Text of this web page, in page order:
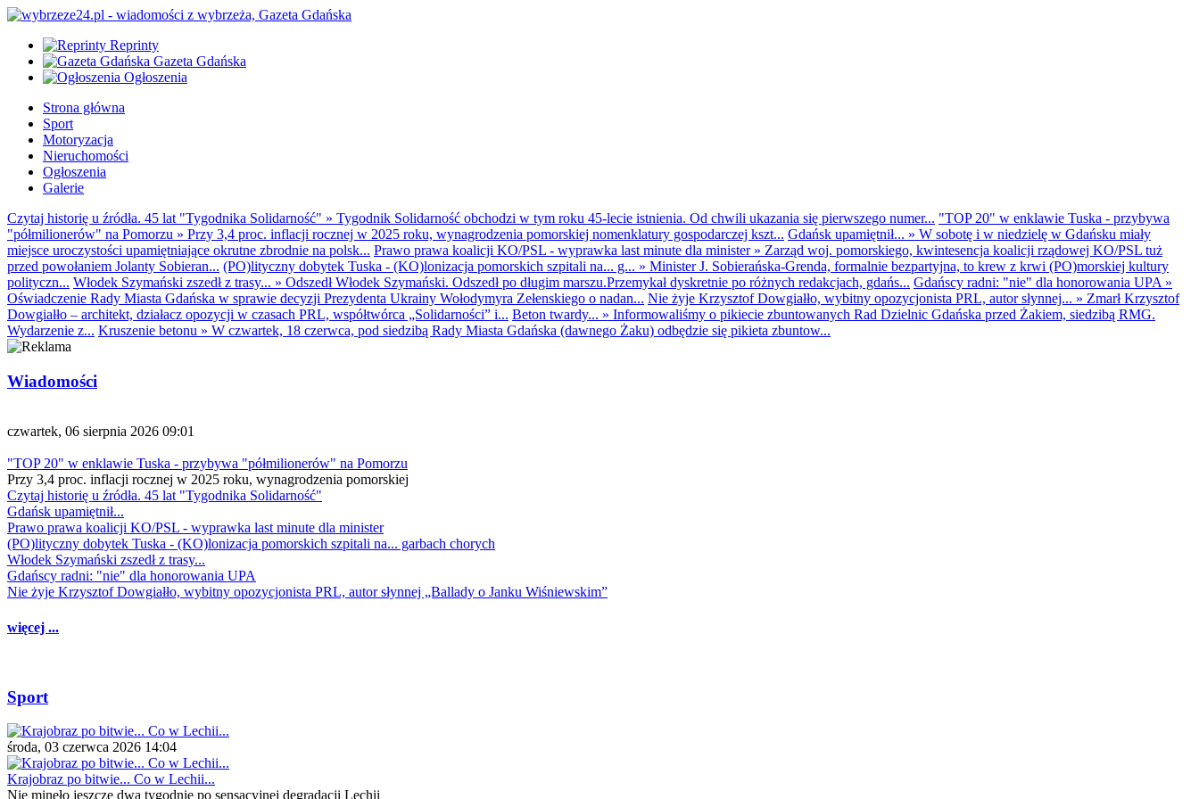
Reprinty
Gazeta Gdańska
Ogłoszenia
Strona główna
Sport
Motoryzacja
Nieruchomości
Ogłoszenia
Galerie
Czytaj historię u źródła. 45 lat "Tygodnika Solidarność" » Tygodnik Solidarność obchodzi w tym roku 45-lecie istnienia. Od chwili ukazania się pierwszego numer... "TOP 20" w enklawie Tuska - przybywa
"półmilionerów" na Pomorzu » Przy 3,4 proc. inflacji rocznej w 2025 roku, wynagrodzenia pomorskiej nomenklatury gospodarczej kszt... Gdańsk upamiętnił... » W sobotę i w niedzielę w Gdańsku miały
miejsce uroczystości upamiętniające okrutne zbrodnie na polsk... Prawo prawa koalicji KO/PSL - wyprawka last minute dla minister» Zarząd woj. pomorskiego, kwintesencja koalicji rządowej KO/PSL tuż
przed powołaniem Jolanty Sobieran... (PO)lityczny dobytek Tuska - (KO)lonizacja pomorskich szpitali na... g... » Minister J. Sobierańska-Grenda, formalnie bezpartyjna, to krew z krwi (PO)morskiej kultury
polityczn... Włodek Szymański zszedł z trasy... » Odszedł Włodek Szymański. Odszedł po długim marszu.Przemykał dyskretnie po różnych redakcjach, gdańs... Gdańscy radni: "nie" dla honorowania UPA »
Oświadczenie Rady Miasta Gdańska w sprawie decyzji Prezydenta Ukrainy Wołodymyra Zełenskiego o nadan... Nie żyje Krzysztof Dowgiałło, wybitny opozycjonista PRL, autor słynnej... » Zmarł Krzysztof
Dowgiałło – architekt, działacz opozycji w czasach PRL, współtwórca „Solidarności” i... Beton twardy... » Informowaliśmy o pikiecie zbuntowanych Rad Dzielnic Gdańska przed Żakiem, siedzibą RMG.
Wydarzenie z... Kruszenie betonu » W czwartek, 18 czerwca, pod siedzibą Rady Miasta Gdańska (dawnego Żaku) odbędzie się pikieta zbuntow...
Wiadomości
czwartek, 06 sierpnia 2026 09:01
"TOP 20" w enklawie Tuska - przybywa "półmilionerów" na Pomorzu
Przy 3,4 proc. inflacji rocznej w 2025 roku, wynagrodzenia pomorskiej
Czytaj historię u źródła. 45 lat "Tygodnika Solidarność"
Gdańsk upamiętnił...
Prawo prawa koalicji KO/PSL - wyprawka last minute dla minister
(PO)lityczny dobytek Tuska - (KO)lonizacja pomorskich szpitali na... garbach chorych
Włodek Szymański zszedł z trasy...
Gdańscy radni: "nie" dla honorowania UPA
Nie żyje Krzysztof Dowgiałło, wybitny opozycjonista PRL, autor słynnej „Ballady o Janku Wiśniewskim”
więcej ...
Sport
środa, 03 czerwca 2026 14:04
Krajobraz po bitwie... Co w Lechii...
Nie minęło jeszcze dwa tygodnie po sensacyjnej degradacji Lechii